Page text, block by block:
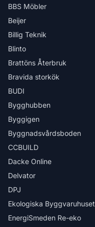
BBS Möbler
Beijer
Billig Teknik
Blinto
Brattöns Återbruk
Bravida storkök
BUDI
Bygghubben
Byggigen
Byggnadsvårdsboden
CCBUILD
Dacke Online
Delvator
DPJ
Ekologiska Byggvaruhuset
EnergiSmeden Re-eko